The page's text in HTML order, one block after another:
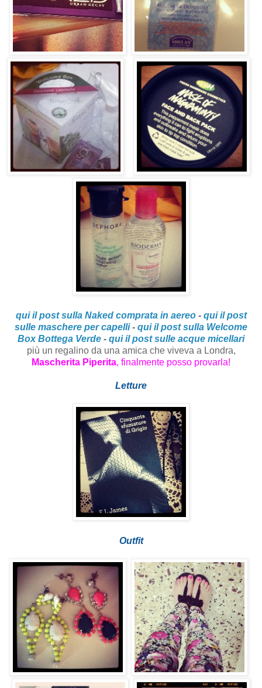
qui il post sulla Naked comprata in aereo- qui il post
sulle maschere per capelli- qui il post sulla Welcome
Box Bottega Verde - qui il post sulle acque micellari
più un regalino da una amica che viveva a Londra,
Mascherita Piperita, finalmente posso provarla!
Letture
Outfit